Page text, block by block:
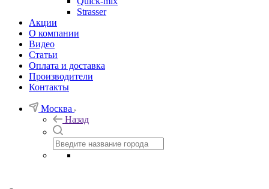
Strasser
Акции
О компании
Видео
Статьи
Оплата и доставка
Производители
Контакты
Москва
Назад